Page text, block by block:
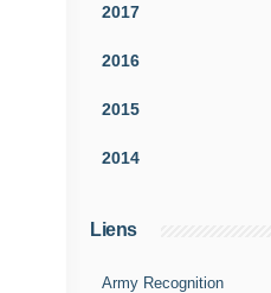
2017
2016
2015
2014
Liens
Army Recognition